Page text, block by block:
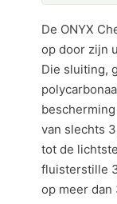
De ONYX
op door zijn
Die sluiting,
van slechts
tot de
fluisterstille
op meer dan